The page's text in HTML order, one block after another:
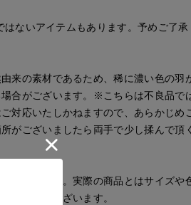
はないアイテムもあります。予めご了承
来の素材であるため、稀に濃い色の羽
合がございます。※こちらは不良品で
対応いたしかねますので、あらかじめ
がございましたら両手で少し揉んで頂
ンプルです。実際の商品とはサイズや
なる場合がございます。